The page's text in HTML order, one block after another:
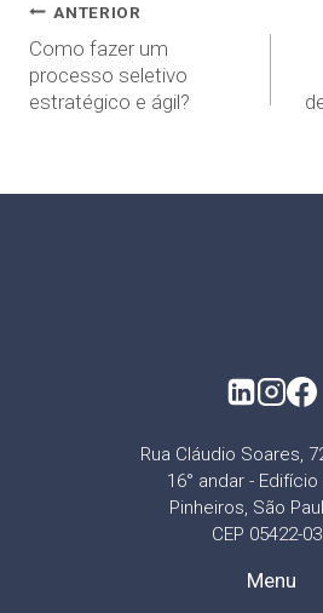
ANTERIOR
Como fazer um
processo seletivo
estratégico e ágil?
Rua Cláudio Soares,
16° andar -
Pinheiros, São
CEP 05422-
Menu